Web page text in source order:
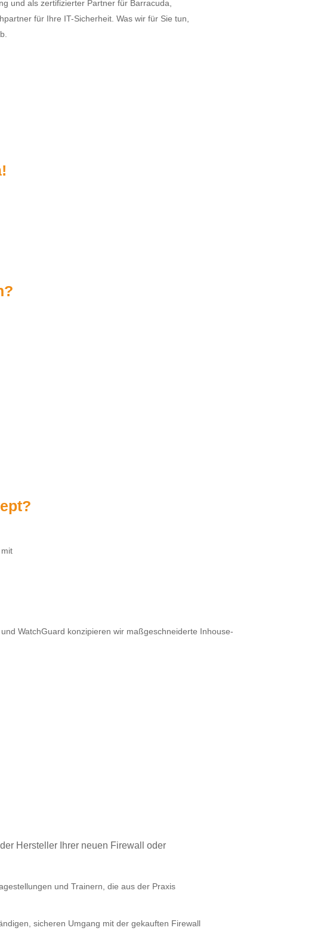
und als zertifizierter Partner für Barracuda,
für Ihre IT-Sicherheit. Was wir für Sie tun,
WatchGuard konzipieren wir maßgeschneiderte Inhouse-
Hersteller Ihrer neuen Firewall oder
und Trainern, die aus der Praxis
sicheren Umgang mit der gekauften Firewall